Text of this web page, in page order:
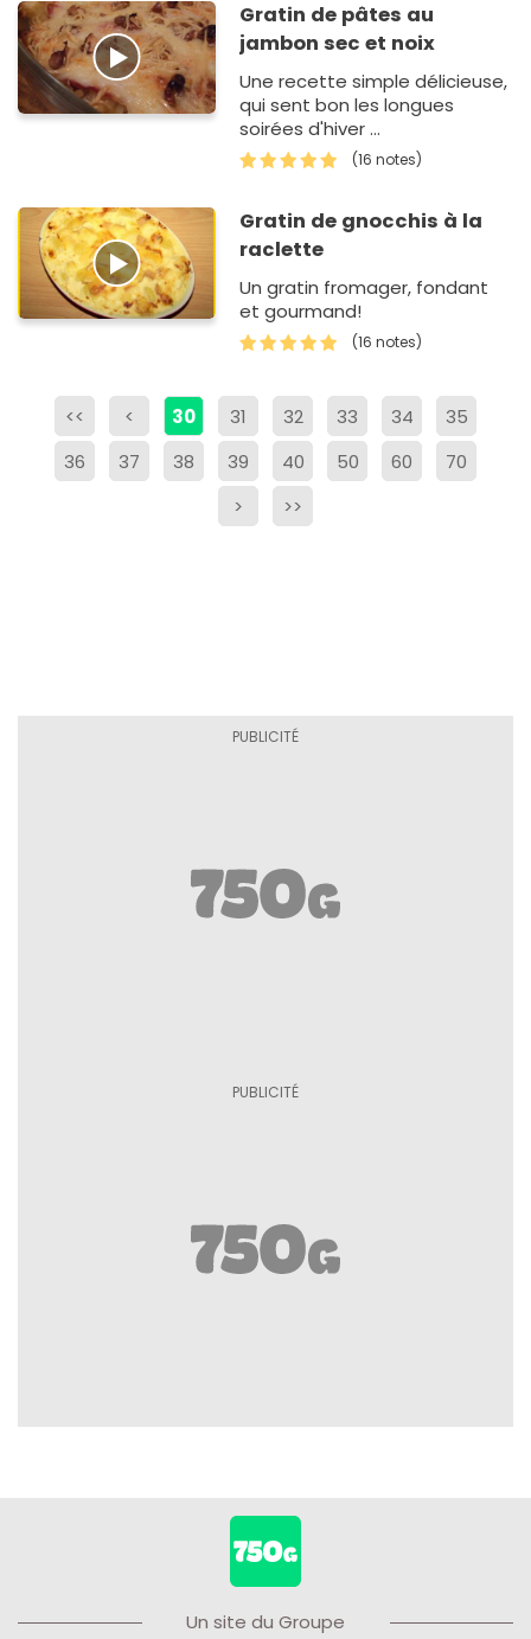
à votre t…
Gratin de pâtes au
jambon sec et noix
Une recette simple délicieuse,
qui sent bon les longues
soirées d'hiver ...
(16 notes)
Gratin de gnocchis à la
raclette
Un gratin fromager, fondant
et gourmand!
(16 notes)
<< < 30 31 32 33 34
35
36
37 38 39 40 50 60
70
>
>>
Un site du Groupe